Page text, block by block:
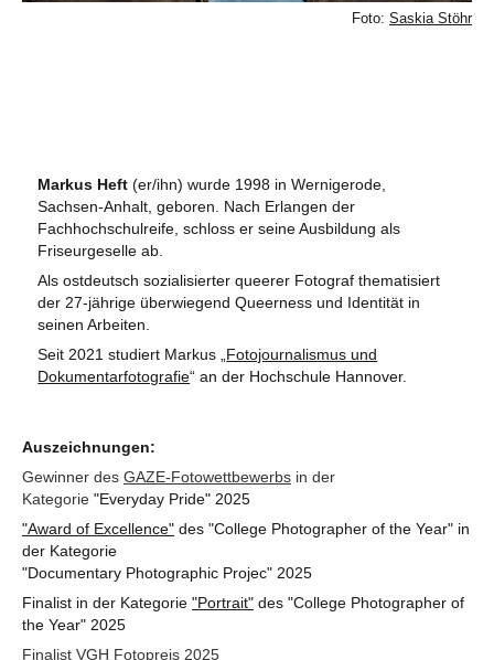
Foto: Saskia Stöhr
Markus Heft(er/ihn) wurde 1998 in Wernigerode,
Sachsen-Anhalt, geboren. Nach Erlangen der
Fachhochschulreife, schloss er seine Ausbildung als
Friseurgeselle ab.
Als ostdeutsch sozialisierter queerer Fotograf thematisiert
der 27-jährige überwiegend Queerness und Identität in
seinen Arbeiten.
Seit 2021 studiert Markus „ Fotojournalismus und
Dokumentarfotografie“ an der Hochschule Hannover.
Auszeichnungen:
Gewinner des GAZE-Fotowettbewerbs in der
Kategorie "Everyday Pride" 2025
"Award of Excellence" des "College Photographer of the Year" in
der Kategorie
"Documentary Photographic Projec" 2025
Finalist in der Kategorie "Portrait" des "College Photographer of
the Year" 2025
Finalist VGH Fotopreis 2025